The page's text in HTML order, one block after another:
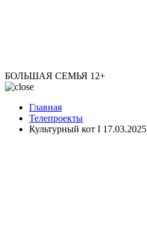
БОЛЬШАЯ СЕМЬЯ 12+
Главная
Телепроекты
Культурный кот I 17.03.2025